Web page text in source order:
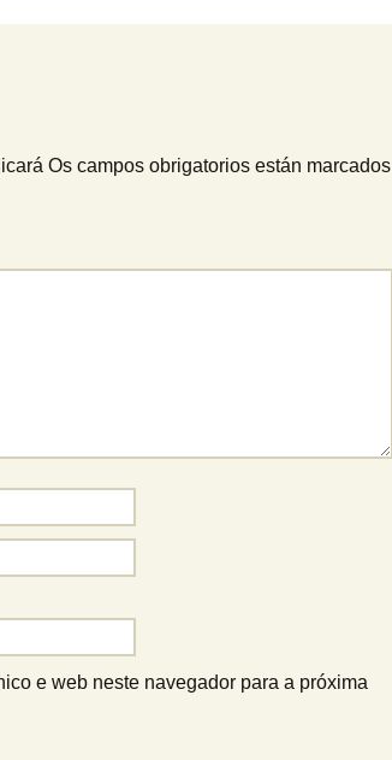
Os campos obrigatorios están marcados
e web neste navegador para a próxima